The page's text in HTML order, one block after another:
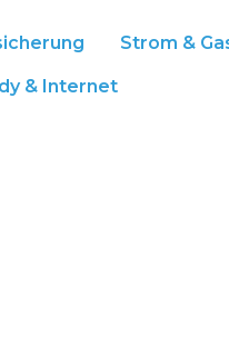
Strom &
& Internet